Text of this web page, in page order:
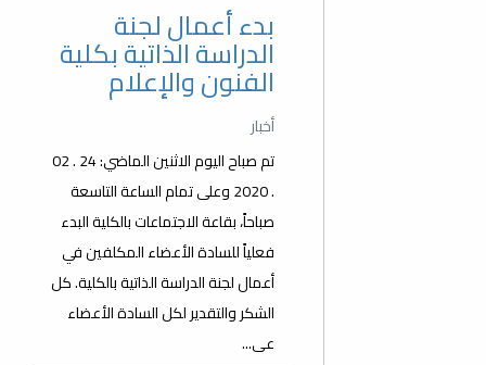
بدء أعمال لجنة
الدراسة الذاتية بكلية
الفنون والإعلام
أخبار
تم صباح اليوم الاثنين الماضي: 24 . 02
. 2020 وعلى تمام الساعة التاسعة
صباحاً، بقاعة الاجتماعات بالكلية البدء
فعلياً للسادة الأعضاء المكلفين في
أعمال لجنة الدراسة الذاتية بالكلية. كل
الشكر والتقدير لكل السادة الأعضاء
عى...